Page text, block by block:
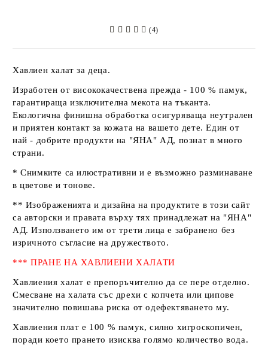
(4)
Хавлиен халат за деца.
Изработен от висококачествена прежда - 100 % памук,
гарантираща изключителна мекота на тъканта.
Екологична финишна обработка осигуряваща неутрален
и приятен контакт за кожата на вашето дете. Един от
най - добрите продукти на "ЯНА" АД, познат в много
страни.
* Снимките са илюстративни и е възможно разминаване
в цветове и тонове.
** Изображенията и дизайна на продуктите в този сайт
са авторски и правата върху тях принадлежат на "ЯНА"
АД. Използването им от трети лица е забранено без
изричното съгласие на дружеството.
*** ПРАНЕ НА ХАВЛИЕНИ ХАЛАТИ
Хавлиения халат е препоръчително да се пере отделно.
Смесване на халата със дрехи с копчета или ципове
значително повишава риска от одефектяването му.
Хавлиения плат е 100 % памук, силно хигроскопичен,
поради което прането изисква голямо количество вода.